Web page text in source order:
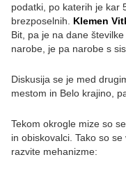
podatki, po katerih je kar
brezposelnih. Klemen
Bit, pa je na dane
narobe, je pa narobe s
Diskusija se je med
mestom in Belo krajino,
Tekom okrogle mize so
in obiskovalci. Tako so
razvite mehanizme: